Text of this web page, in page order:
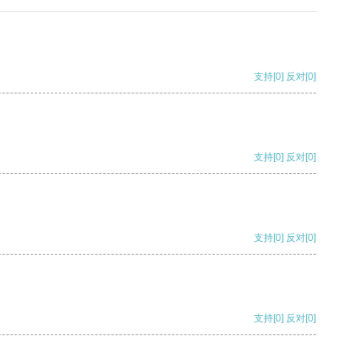
支持[0] 反对[0]
支持[0] 反对[0]
支持[0] 反对[0]
支持[0] 反对[0]